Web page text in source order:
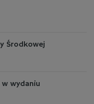
Środkowej
w wydaniu